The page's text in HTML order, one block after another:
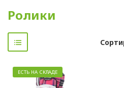
Ролики
ЕСТЬ НА СКЛАДЕ